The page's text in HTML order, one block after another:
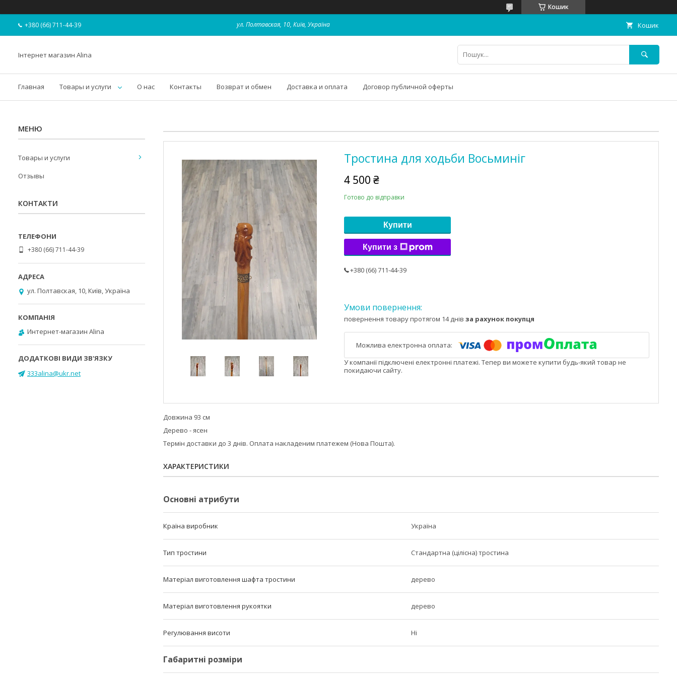
Кошик
+380 (66) 711-44-39 ул. Полтавская, 10, Київ, Україна Кошик
Інтернет магазин Alina
Главная Товары и услуги О нас Контакты Возврат и обмен Доставка и оплата Договор публичной оферты
Тростина для ходьби Восьминіг
4 500 ₴
Готово до відправки
Купити
Купити з
+380 (66) 711-44-39
повернення товару протягом 14 днів за рахунок покупця
У компанії підключені електронні платежі. Тепер ви можете купити будь-який товар не
покидаючи сайту.
Довжина 93 см
Дерево - ясен
Термін доставки до 3 днів. Оплата накладеним платежем (Нова Пошта).
ХАРАКТЕРИСТИКИ
Основні атрибути
Країна виробник Україна
Тип тростини Стандартна (цілісна) тростина
Матеріал виготовлення шафта тростини дерево
Матеріал виготовлення рукоятки дерево
Регулювання висоти Ні
Габаритні розміри
Товары и услуги
Отзывы
КОНТАКТИ
+380 (66) 711-44-39
ул. Полтавская, 10, Київ, Україна
Интернет-магазин Alina
333alina@ukr.net